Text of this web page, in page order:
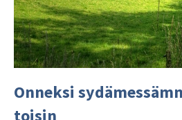
Onneksi
toisin